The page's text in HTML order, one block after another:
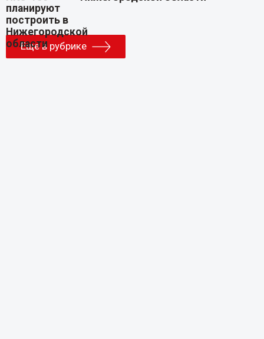
Еще в рубрике